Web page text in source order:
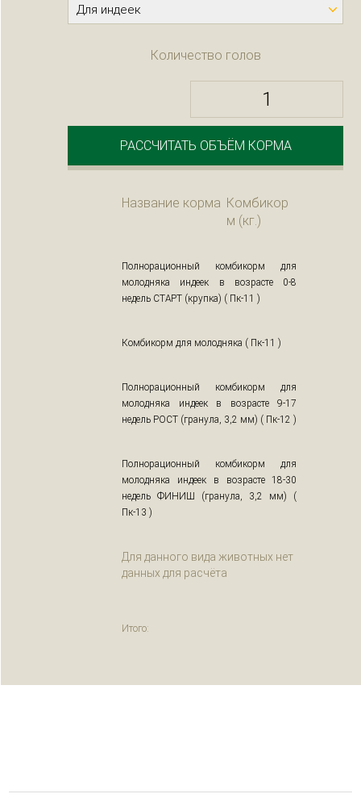
Количество голов
РАССЧИТАТЬ ОБЪЁМ КОРМА
Название корма Комбикор
м (кг.)
Полнорационный комбикорм для
молодняка индеек в возрасте 0-8
недель СТАРТ (крупка) ( Пк-11 )
Комбикорм для молодняка ( Пк-11 )
Полнорационный комбикорм для
молодняка индеек в возрасте 9-17
недель РОСТ (гранула, 3,2 мм) ( Пк-12 )
Полнорационный комбикорм для
молодняка индеек в возрасте 18-30
недель ФИНИШ (гранула, 3,2 мм) (
Пк-13 )
Для данного вида животных нет
данных для расчёта
Итого: